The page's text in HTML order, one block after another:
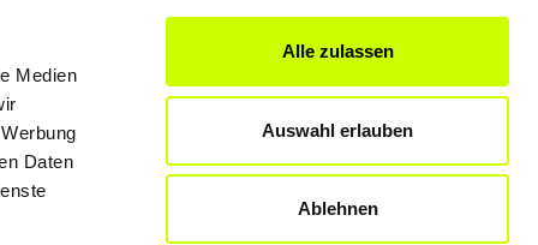
Medien
Daten
Alle zulassen
Auswahl erlauben
Ablehnen
Produkte & Lösungen